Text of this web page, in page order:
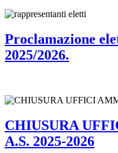
Proclamazione
2025/2026.
CHIUSURA
A.S. 2025-2026